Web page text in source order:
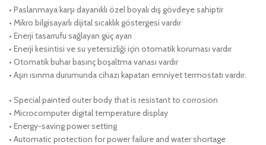
• Paslanmaya karşı dayanıklı özel boyalı dış gövdeye sahiptir
• Mikro bilgisayarlı dijital sıcaklık göstergesi vardır
• Enerji tasarrufu sağlayan güç ayarı
• Enerji kesintisi ve su yetersizliği için otomatik koruması vardır
• Otomatik buhar basınç boşaltma vanası vardır
• Aşırı ısınma durumunda cihazı kapatan emniyet termostatı vardır.
• Special painted outer body that is resistant to corrosion
• Microcomputer digital temperature display
• Energy-saving power setting
• Automatic protection for power failure and water shortage